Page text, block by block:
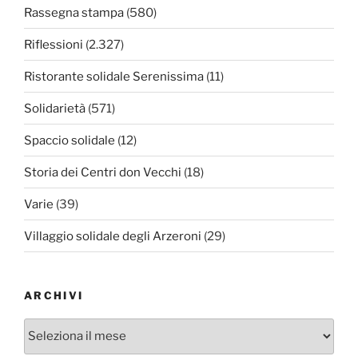
Rassegna stampa (580)
Riflessioni (2.327)
Ristorante solidale Serenissima (11)
Solidarietà (571)
Spaccio solidale (12)
Storia dei Centri don Vecchi (18)
Varie (39)
Villaggio solidale degli Arzeroni (29)
ARCHIVI
Archivi